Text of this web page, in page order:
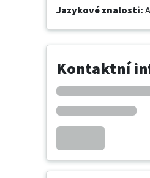
Jazykové znalosti:
Kontaktní